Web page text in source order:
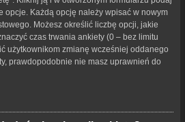
opcje. Każdą opcję należy wpisać w nowym
Możesz określić liczbę opcji, jakie
czas trwania ankiety (0 – bez limitu
użytkownikom zmianę wcześniej oddanego
prawdopodobnie nie masz uprawnień do